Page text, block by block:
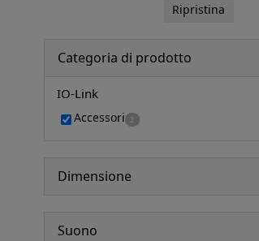
Ripristina
Categoria di prodotto
IO-Link
Accessori 2
Dimensione
Suono